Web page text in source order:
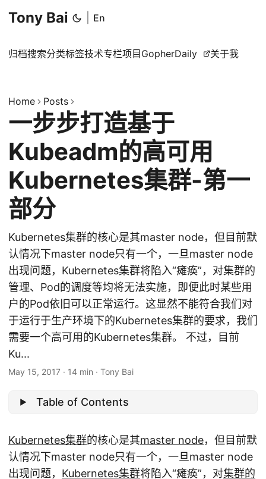
Tony Bai En
归档搜索分类标签技术专栏项目 GopherDaily 关于我
Home Posts
一步步打造基于
Kubeadm的高可用
Kubernetes集群-第一
部分
Kubernetes集群的核心是其master node，但目前默
认情况下master node只有一个，一旦master node
出现问题，Kubernetes集群将陷入“瘫痪”，对集群的
管理、Pod的调度等均将无法实施，即便此时某些用
户的Pod依旧可以正常运行。这显然不能符合我们对
于运行于生产环境下的Kubernetes集群的要求，我们
需要一个高可用的Kubernetes集群。 不过，目前
Ku...
May 15, 2017 · 14 min · Tony Bai
Table of Contents
Kubernetes集群的核心是其master node，但目前默
认情况下master node只有一个，一旦master node
出现问题， Kubernetes集群将陷入“瘫痪”，对集群的